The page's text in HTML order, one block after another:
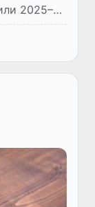
2025–
олии